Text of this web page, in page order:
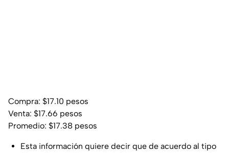
Compra: $17.10 pesos
Venta: $17.66 pesos
Promedio: $17.38 pesos
Esta información quiere decir que de acuerdo al tipo